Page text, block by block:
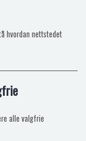
hvordan nettstedet
alle valgfrie